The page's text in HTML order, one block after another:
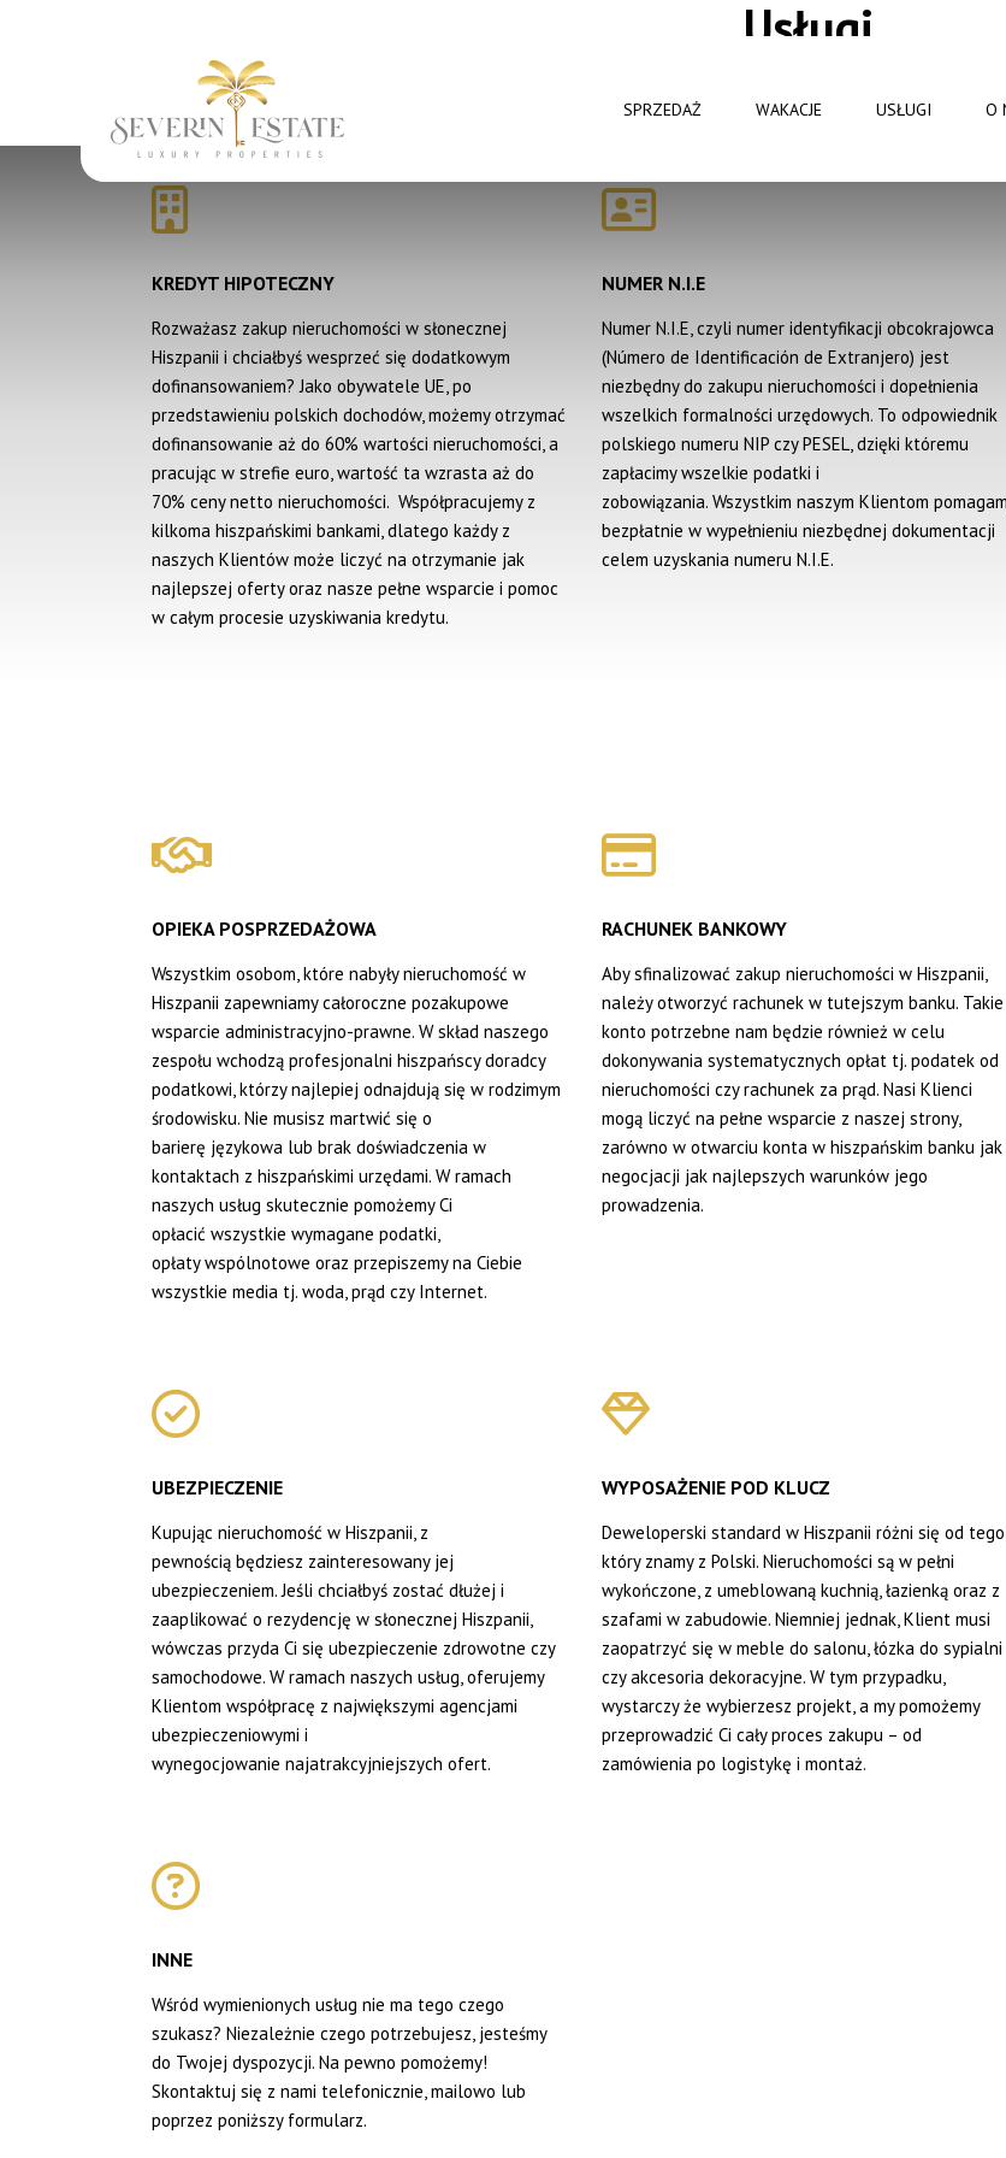
SPRZEDAŻ WAKACJE USŁUGI O
SEVERIN ESTATE S.L.
+48 507 173 443
Usługi
KREDYT HIPOTECZNY
Rozważasz zakup nieruchomości w słonecznej
Hiszpanii i chciałbyś wesprzeć się dodatkowym
dofinansowaniem? Jako obywatele UE, po
przedstawieniu polskich dochodów, możemy otrzymać
dofinansowanie aż do 60% wartości nieruchomości, a
pracując w strefie euro, wartość ta wzrasta aż do
70% ceny netto nieruchomości. Współpracujemy z
kilkoma hiszpańskimi bankami, dlatego każdy z
naszych Klientów może liczyć na otrzymanie jak
najlepszej oferty oraz nasze pełne wsparcie i pomoc
w całym procesie uzyskiwania kredytu.
NUMER N.I.E
Numer N.I.E, czyli numer identyfikacji obcokrajowca
(Número de Identificación de Extranjero) jest
niezbędny do zakupu nieruchomości i dopełnienia
wszelkich formalności urzędowych. To odpowiednik
polskiego numeru NIP czy PESEL, dzięki któremu
zapłacimy wszelkie podatki i
zobowiązania. Wszystkim naszym Klientom
bezpłatnie w wypełnieniu niezbędnej dokumentacji
celem uzyskania numeru N.I.E.
OPIEKA POSPRZEDAŻOWA
Wszystkim osobom, które nabyły nieruchomość w
Hiszpanii zapewniamy całoroczne pozakupowe
wsparcie administracyjno-prawne. W skład naszego
zespołu wchodzą profesjonalni hiszpańscy doradcy
podatkowi, którzy najlepiej odnajdują się w rodzimym
środowisku. Nie musisz martwić się o
barierę językowa lub brak doświadczenia w
kontaktach z hiszpańskimi urzędami. W ramach
naszych usług skutecznie pomożemy Ci
opłacić wszystkie wymagane podatki,
opłaty wspólnotowe oraz przepiszemy na Ciebie
wszystkie media tj. woda, prąd czy Internet.
RACHUNEK BANKOWY
Aby sfinalizować zakup nieruchomości w Hiszpanii,
należy otworzyć rachunek w tutejszym banku. Takie
konto potrzebne nam będzie również w celu
dokonywania systematycznych opłat tj. podatek od
nieruchomości czy rachunek za prąd. Nasi Klienci
mogą liczyć na pełne wsparcie z naszej strony,
zarówno w otwarciu konta w hiszpańskim banku jak
negocjacji jak najlepszych warunków jego
prowadzenia.
UBEZPIECZENIE
Kupując nieruchomość w Hiszpanii, z
pewnością będziesz zainteresowany jej
ubezpieczeniem. Jeśli chciałbyś zostać dłużej i
zaaplikować o rezydencję w słonecznej Hiszpanii,
wówczas przyda Ci się ubezpieczenie zdrowotne czy
samochodowe. W ramach naszych usług, oferujemy
Klientom współpracę z największymi agencjami
ubezpieczeniowymi i
wynegocjowanie najatrakcyjniejszych ofert.
WYPOSAŻENIE POD KLUCZ
Deweloperski standard w Hiszpanii różni się od tego,
który znamy z Polski. Nieruchomości są w pełni
wykończone, z umeblowaną kuchnią, łazienką oraz z
szafami w zabudowie. Niemniej jednak, Klient musi
zaopatrzyć się w meble do salonu, łózka do sypialni
czy akcesoria dekoracyjne. W tym przypadku,
wystarczy że wybierzesz projekt, a my pomożemy
przeprowadzić Ci cały proces zakupu – od
zamówienia po logistykę i montaż.
INNE
Wśród wymienionych usług nie ma tego czego
szukasz? Niezależnie czego potrzebujesz, jesteśmy
do Twojej dyspozycji. Na pewno pomożemy!
Skontaktuj się z nami telefonicznie, mailowo lub
poprzez poniższy formularz.